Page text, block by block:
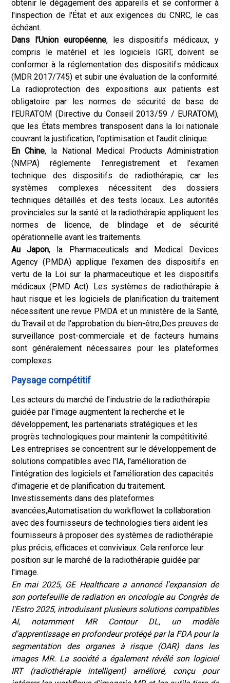
obtenir le dégagement des appareils et se conformer à
l'inspection de l'État et aux exigences du CNRC, le cas
échéant.
Dans l'Union européenne, les dispositifs médicaux, y
compris le matériel et les logiciels IGRT, doivent se
conformer à la réglementation des dispositifs médicaux
(MDR 2017/745) et subir une évaluation de la conformité.
La radioprotection des expositions aux patients est
obligatoire par les normes de sécurité de base de
l'EURATOM (Directive du Conseil 2013/59 / EURATOM),
que les États membres transposent dans la loi nationale
couvrant la justification, l'optimisation et l'audit clinique.
En Chine, la National Medical Products Administration
(NMPA) réglemente l'enregistrement et l'examen
technique des dispositifs de radiothérapie, car les
systèmes complexes nécessitent des dossiers
techniques détaillés et des tests locaux. Les autorités
provinciales sur la santé et la radiothérapie appliquent les
normes de licence, de blindage et de sécurité
opérationnelle avant les traitements.
Au Japon, la Pharmaceuticals and Medical Devices
Agency (PMDA) applique l'examen des dispositifs en
vertu de la Loi sur la pharmaceutique et les dispositifs
médicaux (PMD Act). Les systèmes de radiothérapie à
haut risque et les logiciels de planification du traitement
nécessitent une revue PMDA et un ministère de la Santé,
du Travail et de l'approbation du bien-être;Des preuves de
surveillance post-commerciale et de facteurs humains
sont généralement nécessaires pour les plateformes
complexes.
Paysage compétitif
Les acteurs du marché de l'industrie de la radiothérapie
guidée par l'image augmentent la recherche et le
développement, les partenariats stratégiques et les
progrès technologiques pour maintenir la compétitivité.
Les entreprises se concentrent sur le développement de
solutions compatibles avec l'IA, l'amélioration de
l'intégration des logiciels et l'amélioration des capacités
d'imagerie et de planification du traitement.
Investissements dans des plateformes
avancées,Automatisation du workflowet la collaboration
avec des fournisseurs de technologies tiers aident les
fournisseurs à proposer des systèmes de radiothérapie
plus précis, efficaces et conviviaux. Cela renforce leur
position sur le marché de la radiothérapie guidée par
l'image.
En mai 2025, GE Healthcare a annoncé l'expansion de
son portefeuille de radiation en oncologie au Congrès de
l'Estro 2025, introduisant plusieurs solutions compatibles
AI, notamment MR Contour DL, un modèle
d'apprentissage en profondeur protégé par la FDA pour la
segmentation des organes à risque (OAR) dans les
images MR. La société a également révélé son logiciel
IRT (radiothérapie intelligent) amélioré, conçu pour